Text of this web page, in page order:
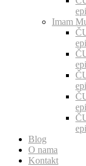
Imam
Blog
O nama
Kontakt